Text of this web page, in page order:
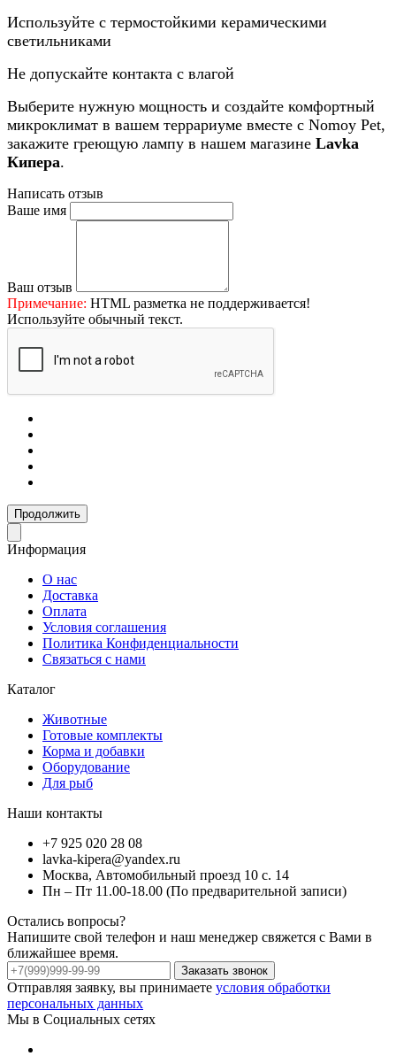
Используйте с термостойкими керамическими
светильниками
Не допускайте контакта с влагой
Выберите нужную мощность и создайте комфортный
микроклимат в вашем террариуме вместе с Nomoy Pet,
закажите греющую лампу в нашем магазине Lavka
Кипера.
Написать отзыв
Ваше имя
Ваш отзыв
Примечание: HTML разметка не поддерживается!
Используйте обычный текст.
Продолжить
Информация
О нас
Доставка
Оплата
Условия соглашения
Политика Конфиденциальности
Связаться с нами
Каталог
Животные
Готовые комплекты
Корма и добавки
Оборудование
Для рыб
Наши контакты
+7 925 020 28 08
lavka-kipera@yandex.ru
Москва, Автомобильный проезд 10 с. 14
Пн – Пт 11.00-18.00 (По предварительной записи)
Остались вопросы?
Напишите свой телефон и наш менеджер свяжется с Вами в
ближайшее время.
Заказать звонок
Отправляя заявку, вы принимаете условия обработки
персональных данных
Мы в Социальных сетях